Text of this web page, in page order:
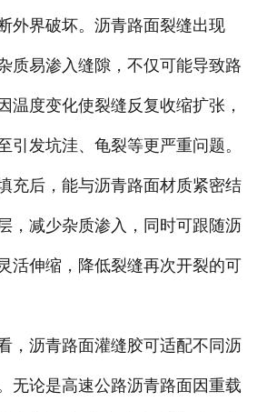
外界破坏。沥青路面裂缝出现
质易渗入缝隙，不仅可能导致路
温度变化使裂缝反复收缩扩张，
引发坑洼、龟裂等更严重问题。
充后，能与沥青路面材质紧密结
，减少杂质渗入，同时可跟随沥
活伸缩，降低裂缝再次开裂的可
沥青路面灌缝胶可适配不同沥
无论是高速公路沥青路面因重载